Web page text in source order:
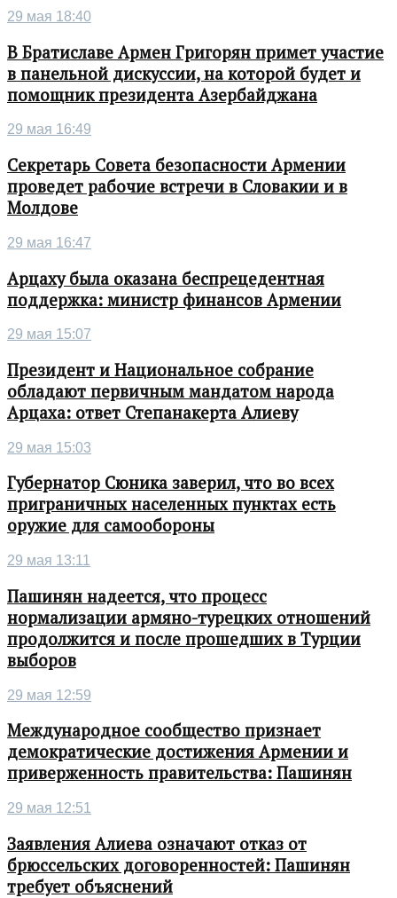
29 мая 18:40
В Братиславе Армен Григорян примет участие
в панельной дискуссии, на которой будет и
помощник президента Азербайджана
29 мая 16:49
Секретарь Совета безопасности Армении
проведет рабочие встречи в Словакии и в
Молдове
29 мая 16:47
Арцаху была оказана беспрецедентная
поддержка: министр финансов Армении
29 мая 15:07
Президент и Национальное собрание
обладают первичным мандатом народа
Арцаха: ответ Степанакерта Алиеву
29 мая 15:03
Губернатор Сюника заверил, что во всех
приграничных населенных пунктах есть
оружие для самообороны
29 мая 13:11
Пашинян надеется, что процесс
нормализации армяно-турецких отношений
продолжится и после прошедших в Турции
выборов
29 мая 12:59
Международное сообщество признает
демократические достижения Армении и
приверженность правительства: Пашинян
29 мая 12:51
Заявления Алиева означают отказ от
брюссельских договоренностей: Пашинян
требует объяснений